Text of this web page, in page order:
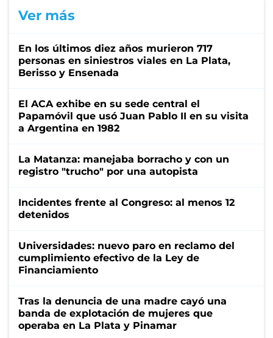
Ver más
En los últimos diez años murieron 717
personas en siniestros viales en La Plata,
Berisso y Ensenada
El ACA exhibe en su sede central el
Papamóvil que usó Juan Pablo II en su visita
a Argentina en 1982
La Matanza: manejaba borracho y con un
registro "trucho" por una autopista
Incidentes frente al Congreso: al menos 12
detenidos
Universidades: nuevo paro en reclamo del
cumplimiento efectivo de la Ley de
Financiamiento
Tras la denuncia de una madre cayó una
banda de explotación de mujeres que
operaba en La Plata y Pinamar